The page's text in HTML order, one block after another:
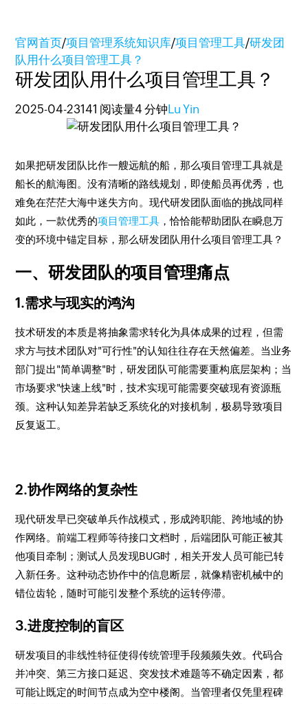
官网首页/项目管理系统知识库/项目管理工具/研发团
队用什么项目管理工具？
研发团队用什么项目管理工具？
2025-04-23141 阅读量4 分钟 Lu Yin
如果把研发团队比作一艘远航的船，那么项目管理工具就是
船长的航海图。没有清晰的路线规划，即使船员再优秀，也
难免在茫茫大海中迷失方向。现代研发团队面临的挑战同样
如此，一款优秀的项目管理工具 ，恰恰能帮助团队在瞬息万
变的环境中锚定目标，那么研发团队用什么项目管理工具？
一、研发团队的项目管理痛点
1.需求与现实的鸿沟
技术研发的本质是将抽象需求转化为具体成果的过程，但需
求方与技术团队对"可行性"的认知往往存在天然偏差。当业务
部门提出"简单调整"时，研发团队可能需要重构底层架构；当
市场要求"快速上线"时，技术实现可能需要突破现有资源瓶
颈。这种认知差异若缺乏系统化的对接机制，极易导致项目
反复返工。
2.协作网络的复杂性
现代研发早已突破单兵作战模式，形成跨职能、跨地域的协
作网络。前端工程师等待接口文档时，后端团队可能正被其
他项目牵制；测试人员发现BUG时，相关开发人员可能已转
入新任务。这种动态协作中的信息断层，就像精密机械中的
错位齿轮，随时可能引发整个系统的运转停滞。
3.进度控制的盲区
研发项目的非线性特征使得传统管理手段频频失效。代码合
并冲突、第三方接口延迟、突发技术难题等不确定因素，都
可能让既定的时间节点成为空中楼阁。当管理者仅凭里程碑